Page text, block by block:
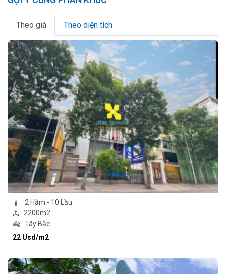
Theo giá Theo diện tích
2 Hầm - 10 Lầu
2200m2
Tây Bắc
22 Usd/m2